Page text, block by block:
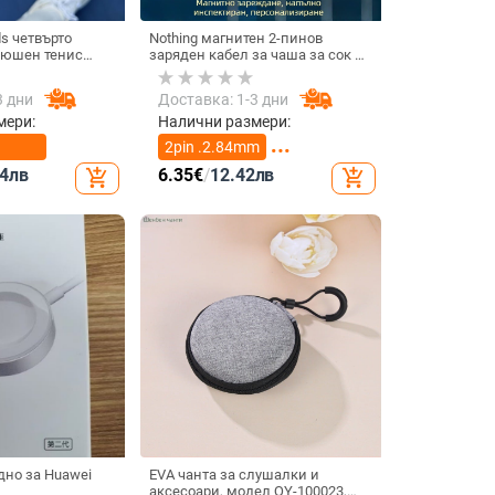
четвърто
тенис
3D дизайн,
3 и Pro 2
дни
лв add_shopping_cart
Nothing магнитен 2-пинов
заряден кабел за чаша за сок и
смарт часовник – 60 см, силен
магнит N52, 7,62 мм разстояние
между пиновете
Доставка: 1-3 дни
Налични размери:
2pin .2.84mm
2pin 4.0mm
6.35€/12.42лв add_shopping_cart
за Huawei
EVA чанта за слушалки и
аксесоари, модел QY-100023,